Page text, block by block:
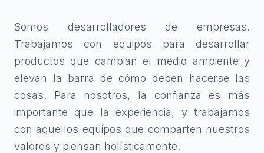
Somos desarrolladores de empresas.
Trabajamos con equipos para desarrollar
productos que cambian el medio ambiente y
elevan la barra de cómo deben hacerse las
cosas. Para nosotros, la confianza es más
importante que la experiencia, y trabajamos
con aquellos equipos que comparten nuestros
valores y piensan holísticamente.